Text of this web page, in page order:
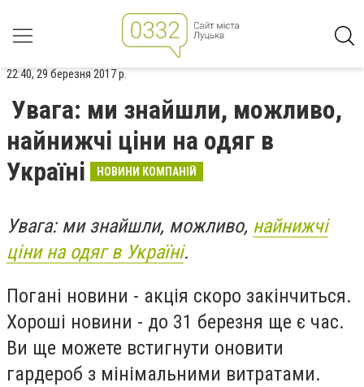
22:40, 29 березня 2017 р.
Увага: ми знайшли, можливо,
найнижчі ціни на одяг в
Україні
НОВИНИ КОМПАНІЙ
Увага: ми знайшли, можливо, найнижчі
ціни на одяг в Україні.
Погані новини - акція скоро закінчиться.
Хороші новини - до 31 березня ще є час.
Ви ще можете встигнути оновити
гардероб з мінімальними витратами.